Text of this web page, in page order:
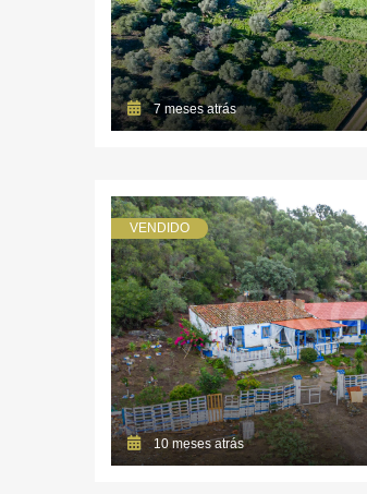
7 meses atrás
VENDIDO
10 meses atrás